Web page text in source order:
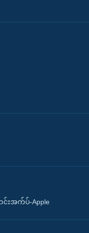
အက်ပ်-Apple